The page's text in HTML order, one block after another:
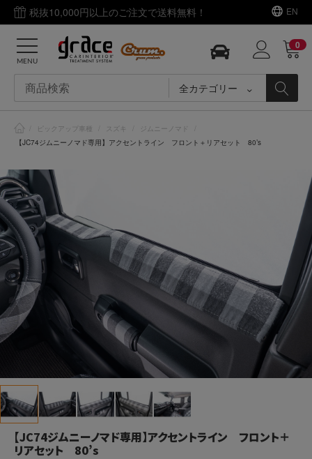
税抜10,000円以上のご注文で送料無料！ EN
全カテゴリー
0
MENU
ピックアップ車種 スズキ ジムニーノマド
【JC74ジムニーノマド専用】アクセントライン フロント＋リアセット 80’s
【JC74ジムニーノマド専用】アクセントライン フロント＋
リアセット 80’s